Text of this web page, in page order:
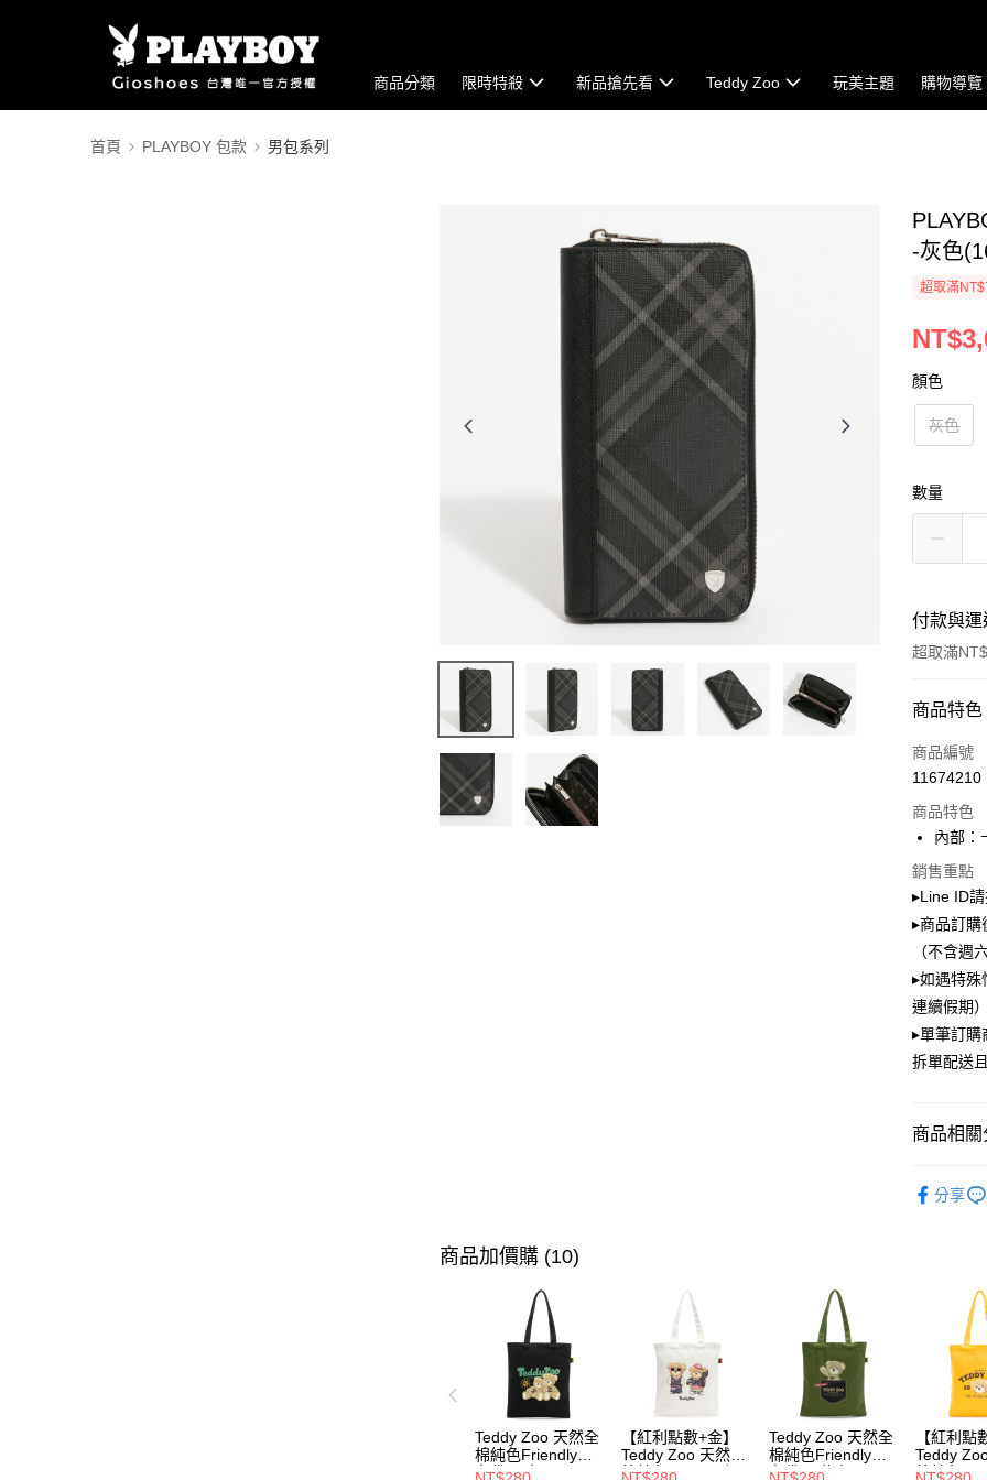
商品分類 限時特殺 新品搶先看 Teddy Zoo 玩美主題 購物導覽
首頁 PLAYBOY 包款 男包系列
-灰色
超取滿
顏色
灰色
數量
付款與
超取滿
付款方式
信用卡一
LINE Pay
Apple Pay
Google
相關說明
【大哥付
1.本服務
3.實際核
無法說明
帳／街口
【注意事
1.本服務
用戶於交
款買賣價
2.基於同
資料（包
用，由本
3.完整用
ATM付款
運送方式
每筆
萊爾富取
每筆
付款後萊
每筆
7-11取貨
商品特色
商品編號
11674210
商品特色
內部：
銷售重點
▸Line ID
▸商品訂購
（不含週
▸如遇特殊
連續假期
▸單筆訂購
拆單配送
商品相關
分享
商品加價購 (10)
Teddy Zoo 天然全
棉純色Friendly帆
布袋-黑色
【紅利點數+金】
Teddy Zoo 天然全
棉純色Friendly帆
Teddy Zoo 天然全
棉純色Friendly帆
布袋-軍綠色
【紅利點
Teddy
棉純色